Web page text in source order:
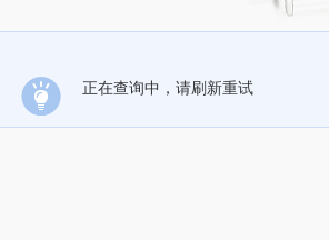
正在查询中，请刷新重试